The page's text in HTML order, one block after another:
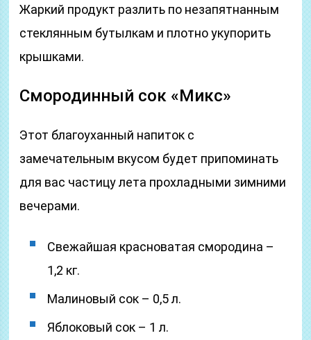
Жаркий продукт разлить по незапятнанным
стеклянным бутылкам и плотно укупорить
крышками.
Смородинный сок «Микс»
Этот благоуханный напиток с
замечательным вкусом будет припоминать
для вас частицу лета прохладными зимними
вечерами.
Свежайшая красноватая смородина –
1,2 кг.
Малиновый сок – 0,5 л.
Яблоковый сок – 1 л.